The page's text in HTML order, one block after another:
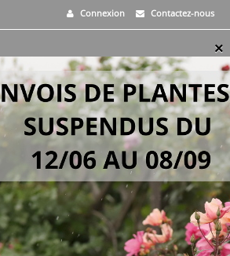
Contactez-nous
Connexion
PANIER
0
×